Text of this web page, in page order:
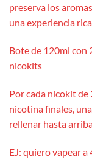
preserva los
una experiencia
Bote de 120ml con
nicokits
Por cada nicokit de
nicotina finales,
rellenar hasta
EJ: quiero vapear